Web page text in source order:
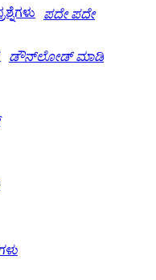
ಪದೇ ಪದೇ
ಡೌನ್‌ಲೋಡ್ ಮಾಡಿ